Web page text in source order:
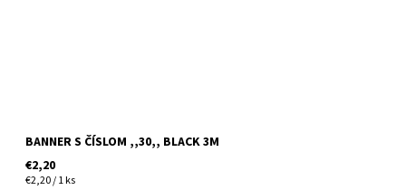
BANNER S ČÍSLOM ,,30,, BLACK 3M
€2,20
€2,20 / 1 ks